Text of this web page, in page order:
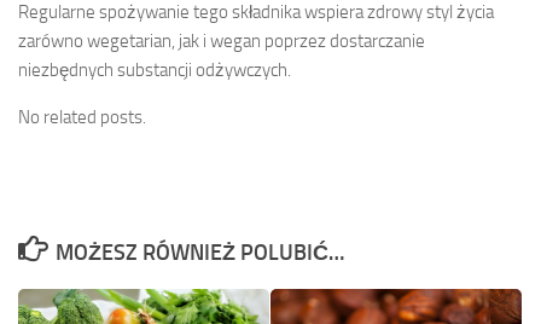
Regularne spożywanie tego składnika wspiera zdrowy styl życia
zarówno wegetarian, jak i wegan poprzez dostarczanie
niezbędnych substancji odżywczych.
No related posts.
MOŻESZ RÓWNIEŻ POLUBIĆ…